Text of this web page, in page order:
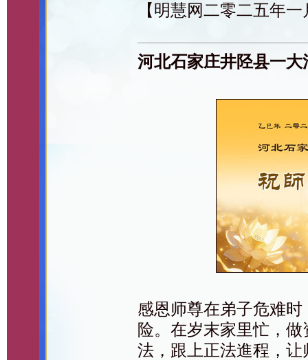
【明慧网二零二五年
河北石家庄井陉县一
感恩师尊在弟子危难
险。在岁末家里忙，
法，跟上正法進程，